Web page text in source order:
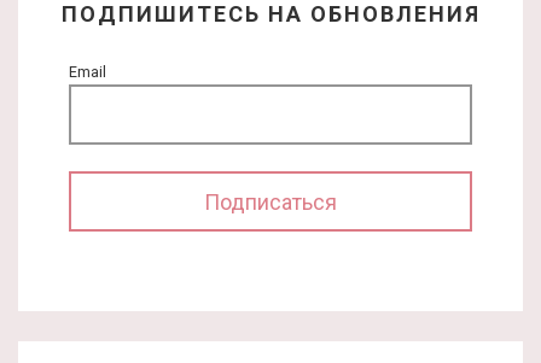
ПОДПИШИТЕСЬ НА ОБНОВЛЕНИЯ
Email